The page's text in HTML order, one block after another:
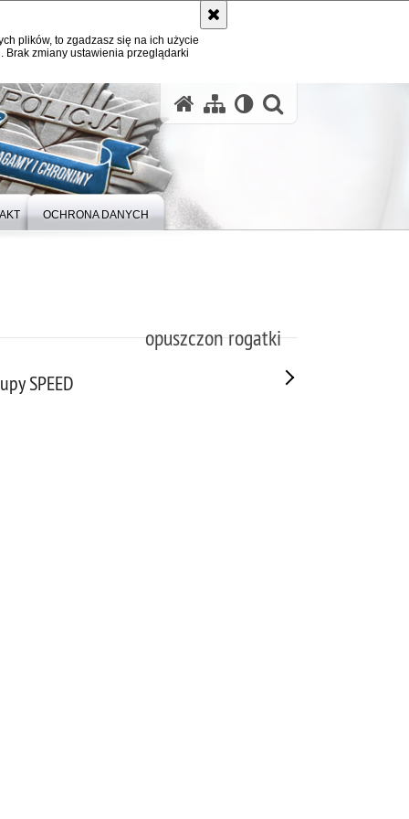
plików, to zgadzasz się na ich użycie
zmiany ustawienia przeglądarki
OCHRONA DANYCH
opuszczon rogatki
SPEED